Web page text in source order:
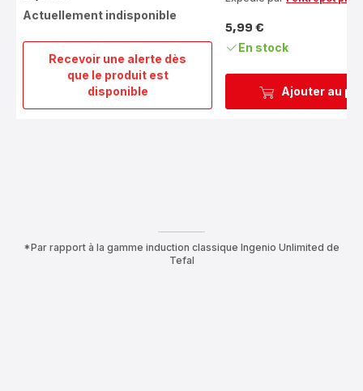
Recevoir une alerte dès
que le produit est
disponible
Ingenio
6
Poignée
Actuellement indisponible
Ajouter au
Prix
5,99 €
En stock
*Par rapport à la gamme induction classique Ingenio Unlimited de
Tefal